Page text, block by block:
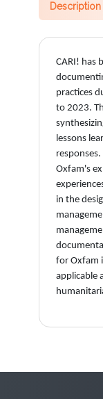
Description
CARI! has
practices
to 2023.
lessons
Oxfam's
in the
for Oxfam
applicable